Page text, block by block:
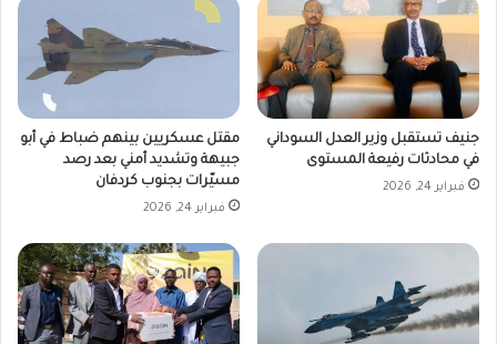
جنيف تستقبل وزير العدل السوداني
في محادثات رفيعة المستوى
فبراير 24, 2026
مقتل عسكريين بينهم ضباط في أبو
جبيهة وتشديد أمني بعد رصد
مسيّرات بجنوب كردفان
فبراير 24, 2026